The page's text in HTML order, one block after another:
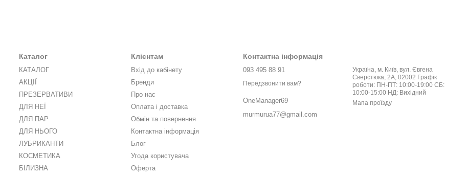
Каталог
КАТАЛОГ
АКЦІЇ
ПРЕЗЕРВАТИВИ
ДЛЯ НЕЇ
ДЛЯ ПАР
ДЛЯ НЬОГО
ЛУБРИКАНТИ
КОСМЕТИКА
БІЛИЗНА
Клієнтам
Вхід до кабінету
Бренди
Про нас
Оплата і доставка
Обмін та повернення
Контактна інформація
Блог
Угода користувача
Оферта
Контактна інформація
093 495 88 91
Передзвонити вам?
OneManager69
murmurua77@gmail.com
Україна, м. Київ, вул. Євгена
Сверстюка, 2А, 02002 Графік
роботи: ПН-ПТ: 10:00-19:00 СБ:
10:00-15:00 НД: Вихідний
Мапа проїзду